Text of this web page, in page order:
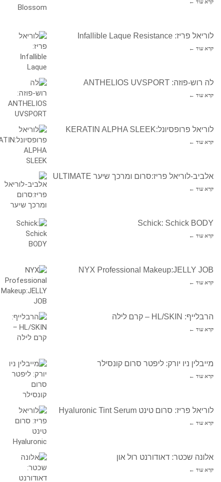
קרא עוד ←
לוריאל פריז: Infallible Laque Resistance
קרא עוד ←
לה רוש-פוזה: ANTHELIOS UVSPORT
קרא עוד ←
לוריאל פרופסיונל:KERATIN ALPHA SLEEK
קרא עוד ←
אלביב-לוריאל פריז:סרום ומרכך שיער ULTIMATE
קרא עוד ←
Schick: Schick BODY
קרא עוד ←
NYX Professional Makeup:JELLY JOB
קרא עוד ←
הרבלייף: HL/SKIN – קרם לילה
קרא עוד ←
מייבלין ניו יורק: ליפטר סרום קונסילר
קרא עוד ←
לוריאל פריז: סרום טינט Hyaluronic Tint Serum
קרא עוד ←
אלונה שכטר: דאודורנט רול און
קרא עוד ←